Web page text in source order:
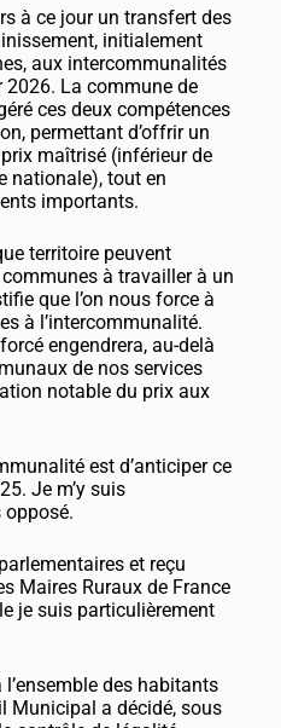
à ce jour un transfert des
initialement
aux intercommunalités
La commune de
ces deux compétences
permettant d’offrir un
maîtrisé (inférieur de
nationale), tout en
importants.
territoire peuvent
à travailler à un
que l’on nous force à
à l’intercommunalité.
engendrera, au-delà
de nos services
notable du prix aux
est d’anticiper ce
Je m’y suis
et reçu
Maires Ruraux de France
je suis particulièrement
des habitants
Municipal a décidé, sous